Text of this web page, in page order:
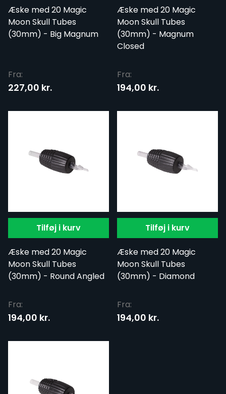
Æske med 20 Magic
Moon Skull Tubes
(30mm) - Big Magnum
Fra:
227,00 kr.
Æske med 20 Magic
Moon Skull Tubes
(30mm) - Magnum
Closed
Fra:
194,00 kr.
Tilføj i kurv
Æske med 20 Magic
Moon Skull Tubes
(30mm) - Round Angled
Fra:
194,00 kr.
Tilføj i kurv
Æske med 20 Magic
Moon Skull Tubes
(30mm) - Diamond
Fra:
194,00 kr.